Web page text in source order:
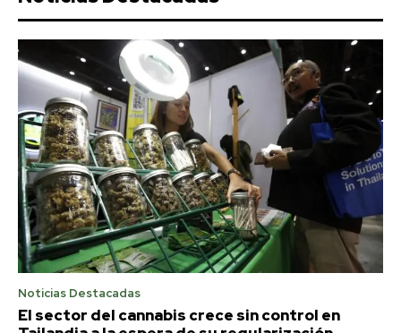
Noticias Destacadas
El sector del cannabis crece sin control en